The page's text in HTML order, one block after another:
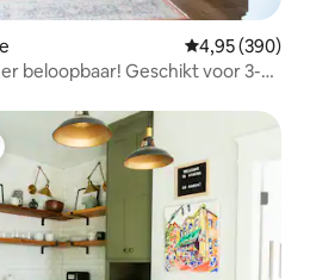
Gemiddelde
4,95 (390)
beloopbaar! Geschikt voor 3-4